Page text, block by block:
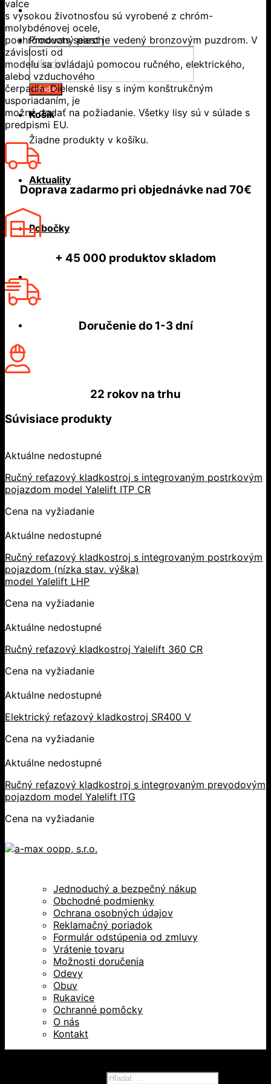
Products search
Hľadať
Košík
Žiadne produkty v košíku.
Aktuality
Pobočky
valce
s vysokou životnosťou sú vyrobené z chróm-
molybdénovej ocele,
pochrómovaný piest je vedený bronzovým puzdrom. V
závislosti od
modelu sa ovládajú pomocou ručného, elektrického,
alebo vzduchového
čerpadla. Dielenské lisy s iným konštrukčným
usporiadaním, je
možné dodať na požiadanie. Všetky lisy sú v súlade s
predpismi EU.
Doprava zadarmo pri objednávke nad 70€
+ 45 000 produktov skladom
Doručenie do1-3 dní
22 rokov na trhu
Súvisiace produkty
Aktuálne nedostupné
Ručný reťazový kladkostroj s integrovaným postrkovým
pojazdom model Yalelift ITP CR
Cena na vyžiadanie
Aktuálne nedostupné
Ručný reťazový kladkostroj s integrovaným postrkovým
pojazdom (nízka stav. výška)
model Yalelift LHP
Cena na vyžiadanie
Aktuálne nedostupné
Ručný reťazový kladkostroj Yalelift 360 CR
Cena na vyžiadanie
Aktuálne nedostupné
Elektrický reťazový kladkostroj SR400 V
Cena na vyžiadanie
Aktuálne nedostupné
Ručný reťazový kladkostroj s integrovaným prevodovým
pojazdom model Yalelift ITG
Cena na vyžiadanie
Jednoduchý a bezpečný nákup
Obchodné podmienky
Ochrana osobných údajov
Reklamačný poriadok
Formulár odstúpenia od zmluvy
Vrátenie tovaru
Možnosti doručenia
Odevy
Obuv
Rukavice
Ochranné pomôcky
O nás
Kontakt